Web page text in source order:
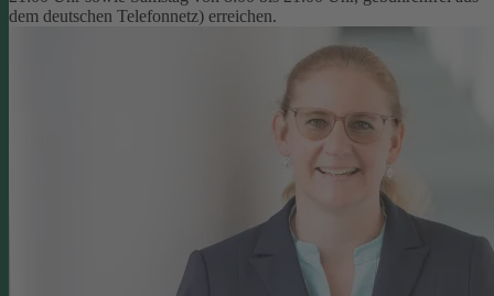
dem deutschen Telefonnetz) erreichen.